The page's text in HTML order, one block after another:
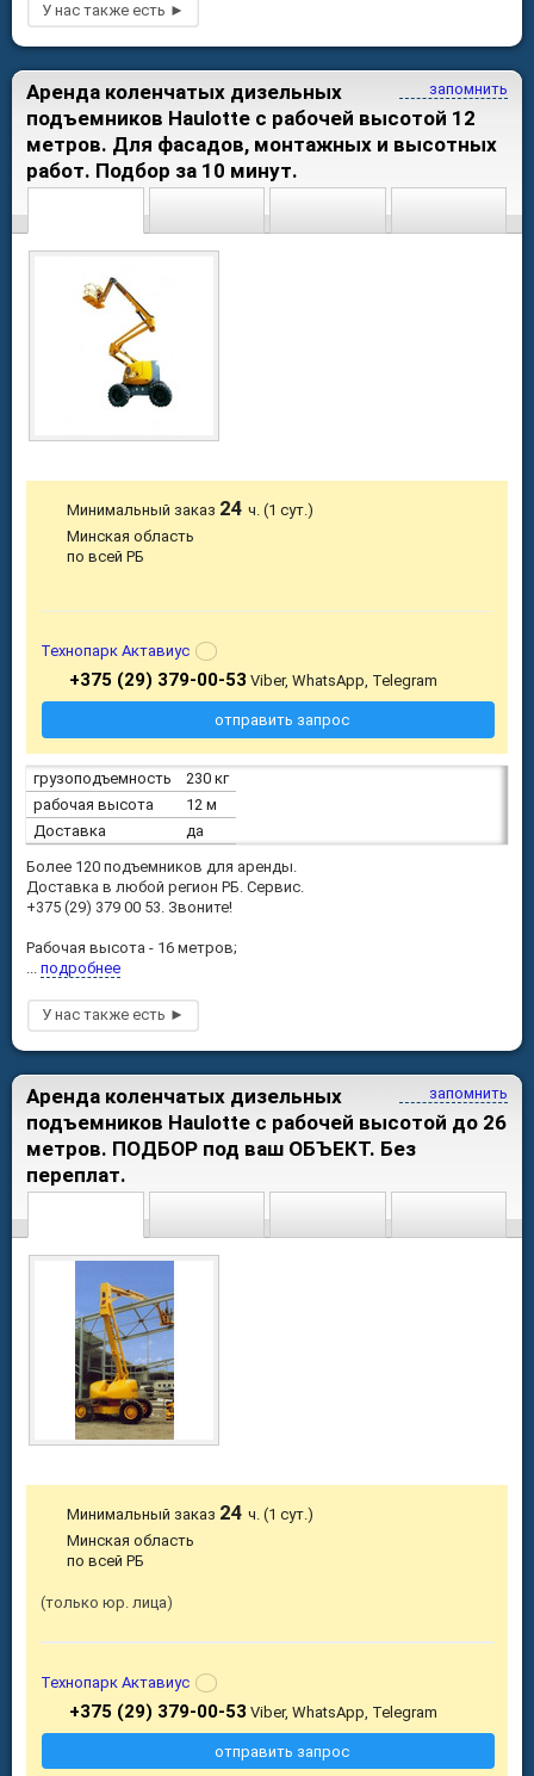
запомнить
Аренда коленчатых дизельных
подъемников Haulotte с рабочей высотой 12
метров. Для фасадов, монтажных и высотных
работ. Подбор за 10 минут.
грузоподъемность
230 кг
рабочая высота
12 м
Доставка
да
Более 120 подъемников для аренды.
Доставка в любой регион РБ. Сервис.
+375 (29) 379 00 53. Звоните!
Рабочая высота - 16 метров;
подробнее
Минимальный заказ 24ч. (1 сут.)
Минская область
по всей РБ
Технопарк Актавиус
+375 (29) 379-00-53 Viber, WhatsApp, Telegram
отправить запрос
запомнить
Аренда коленчатых дизельных
подъемников Haulotte с рабочей высотой до 26
метров. ПОДБОР под ваш ОБЪЕКТ. Без
переплат.
Минимальный заказ 24ч. (1 сут.)
Минская область
по всей РБ
только юр. лица
Технопарк Актавиус
+375 (29) 379-00-53 Viber, WhatsApp, Telegram
отправить запрос